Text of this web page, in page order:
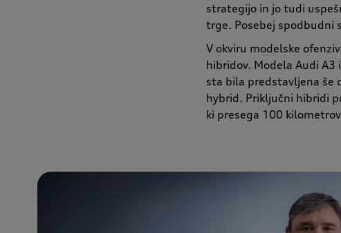
strategijo in jo tudi
trge. Posebej spodbudni
V okviru modelske
hibridov. Modela Audi A3
sta bila predstavljena še
hybrid. Priključni hibridi
ki presega 100